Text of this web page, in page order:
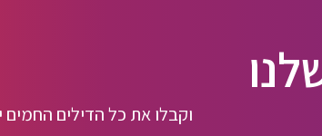
וקבלו את כל הדילים החמים